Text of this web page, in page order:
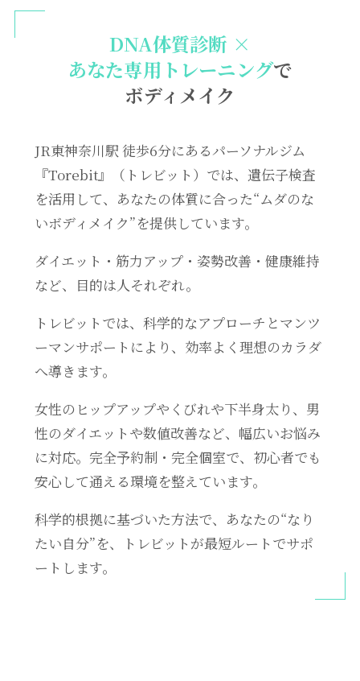
DNA体質診断 ×
あなた専用トレーニングで
ボディメイク
JR東神奈川駅 徒歩6分にあるパーソナルジム
『Torebit』（トレビット）では、遺伝子検査
を活用して、あなたの体質に合った“ムダのな
いボディメイク”を提供しています。
ダイエット・筋力アップ・姿勢改善・健康維持
など、目的は人それぞれ。
トレビットでは、科学的なアプローチとマンツ
ーマンサポートにより、効率よく理想のカラダ
へ導きます。
女性のヒップアップやくびれや下半身太り、男
性のダイエットや数値改善など、幅広いお悩み
に対応。完全予約制・完全個室で、初心者でも
安心して通える環境を整えています。
科学的根拠に基づいた方法で、あなたの“なり
たい自分”を、トレビットが最短ルートでサポ
ートします。